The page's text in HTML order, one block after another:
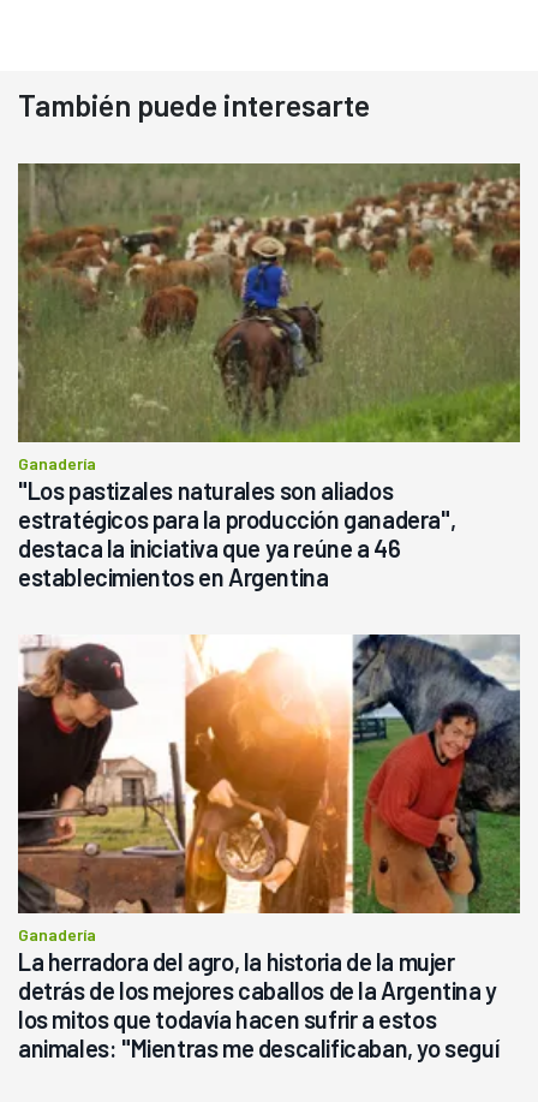
También puede interesarte
Ganadería
"Los pastizales naturales son aliados
estratégicos para la producción ganadera",
destaca la iniciativa que ya reúne a 46
establecimientos en Argentina
Ganadería
La herradora del agro, la historia de la mujer
detrás de los mejores caballos de la Argentina y
los mitos que todavía hacen sufrir a estos
animales: "Mientras me descalificaban, yo seguí